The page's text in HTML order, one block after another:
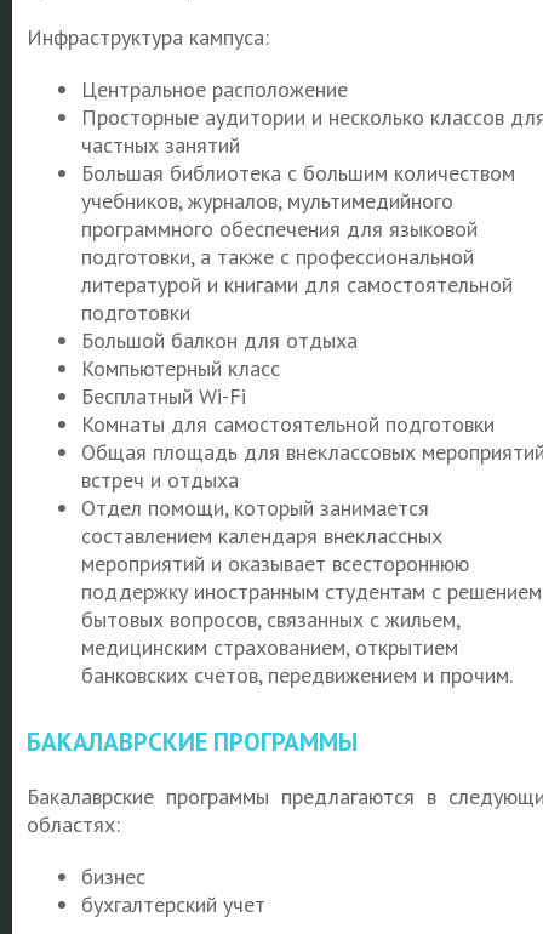
Инфраструктура кампуса:
Центральное расположение
Просторные аудитории и несколько классов
частных занятий
Большая библиотека с большим количеством
учебников, журналов, мультимедийного
программного обеспечения для языковой
подготовки, а также с профессиональной
литературой и книгами для самостоятельной
подготовки
Большой балкон для отдыха
Компьютерный класс
Бесплатный Wi-Fi
Комнаты для самостоятельной подготовки
Общая площадь для внеклассовых
встреч и отдыха
Отдел помощи, который занимается
составлением календаря внеклассных
мероприятий и оказывает всестороннюю
поддержку иностранным студентам с решением
бытовых вопросов, связанных с жильем,
медицинским страхованием, открытием
банковских счетов, передвижением и прочим.
БАКАЛАВРСКИЕ ПРОГРАММЫ
Бакалаврские программы предлагаются в
областях:
бизнес
бухгалтерский учет